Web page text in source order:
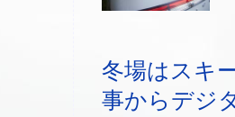
冬場はスキ
事からデジ